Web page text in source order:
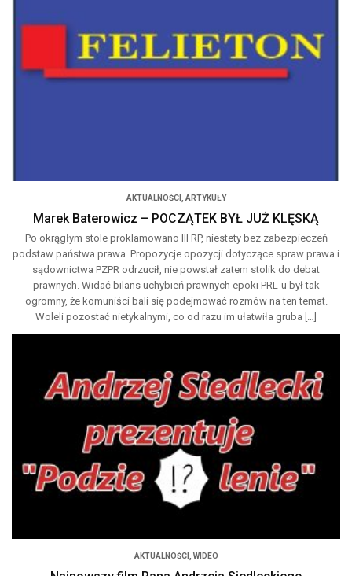
AKTUALNOŚCI ARTYKUŁY
Marek Baterowicz – POCZĄTEK BYŁ JUŻ KLĘSKĄ
Po okrągłym stole proklamowano III RP, niestety bez zabezpieczeń
podstaw państwa prawa. Propozycje opozycji dotyczące spraw prawa i
sądownictwa PZPR odrzucił, nie powstał zatem stolik do debat
prawnych. Widać bilans uchybień prawnych epoki PRL-u był tak
ogromny, że komuniści bali się podejmować rozmów na ten temat.
Woleli pozostać nietykalnymi, co od razu im ułatwiła gruba […]
AKTUALNOŚCI WIDEO